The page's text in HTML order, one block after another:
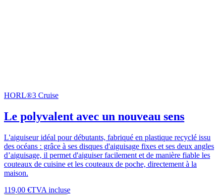
HORL®3 Cruise
Le polyvalent avec un nouveau sens
L'aiguiseur idéal pour débutants, fabriqué en plastique recyclé issu
des océans : grâce à ses disques d'aiguisage fixes et ses deux angles
d’aiguisage, il permet d'aiguiser facilement et de manière fiable les
couteaux de cuisine et les couteaux de poche, directement à la
maison.
119,00 €TVA incluse